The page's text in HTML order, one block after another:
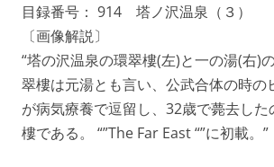
目録番号： 914 塔ノ沢温泉（３）
〔画像解説〕
“塔の沢温泉の環翠樓(左)と一の湯(右)
翠樓は元湯とも言い、公武合体の時の
が病気療養で逗留し、32歳で薨去し
樓である。 “”The Far East “”に初載。”